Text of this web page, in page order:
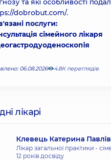
та які особливості
dobrobut.com/.
послуги:
сімейного лікаря
06.08.2026 4.8К переглядів
лікарі
Клевець Катерина
Лікар загальної практики -
12 років досвіду